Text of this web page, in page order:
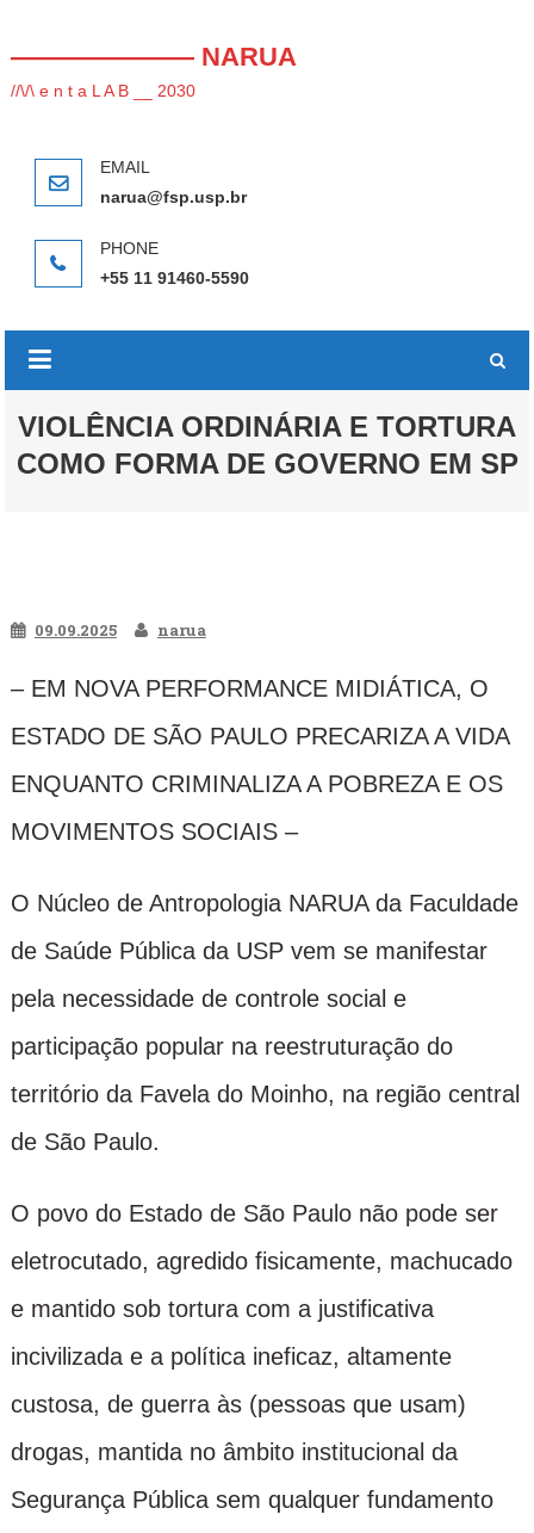
content
——————— NARUA
//\/\ e n t a L A B __ 2030
narua@fsp.usp.br
+55 11 91460-5590
VIOLÊNCIA ORDINÁRIA E TORTURA
COMO FORMA DE GOVERNO EM SP
09.09.2025 narua
– EM NOVA PERFORMANCE MIDIÁTICA, O
ESTADO DE SÃO PAULO PRECARIZA A VIDA
ENQUANTO CRIMINALIZA A POBREZA E OS
MOVIMENTOS SOCIAIS –
O Núcleo de Antropologia NARUA da Faculdade
de Saúde Pública da USP vem se manifestar
pela necessidade de controle social e
participação popular na reestruturação do
território da Favela do Moinho, na região central
de São Paulo.
O povo do Estado de São Paulo não pode ser
eletrocutado, agredido fisicamente, machucado
e mantido sob tortura com a justificativa
incivilizada e a política ineficaz, altamente
custosa, de guerra às (pessoas que usam)
drogas, mantida no âmbito institucional da
Segurança Pública sem qualquer fundamento